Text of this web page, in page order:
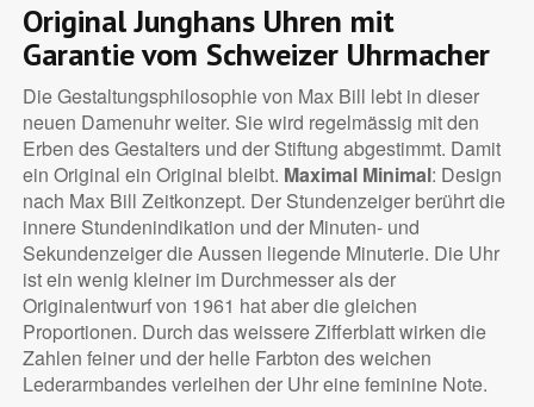
Original Junghans Uhren mit
Garantie vom Schweizer Uhrmacher
Die Gestaltungsphilosophie von Max Bill lebt in dieser
neuen Damenuhr weiter. Sie wird regelmässig mit den
Erben des Gestalters und der Stiftung abgestimmt. Damit
ein Original ein Original bleibt. Maximal Minimal: Design
nach Max Bill Zeitkonzept. Der Stundenzeiger berührt die
innere Stundenindikation und der Minuten- und
Sekundenzeiger die Aussen liegende Minuterie. Die Uhr
ist ein wenig kleiner im Durchmesser als der
Originalentwurf von 1961 hat aber die gleichen
Proportionen. Durch das weissere Zifferblatt wirken die
Zahlen feiner und der helle Farbton des weichen
Lederarmbandes verleihen der Uhr eine feminine Note.